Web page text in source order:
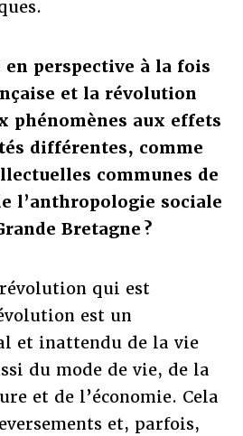
perspective à la fois
et la révolution
phénomènes aux effets
différentes, comme
communes de
l’anthropologie sociale
Bretagne ?
qui est
est un
et inattendu de la vie
du mode de vie, de la
et de l’économie. Cela
et, parfois,